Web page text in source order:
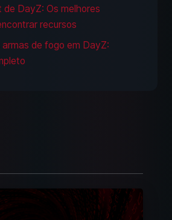
de DayZ: Os melhores
recursos
armas de fogo em DayZ: